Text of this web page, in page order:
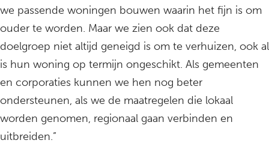
we passende woningen bouwen waarin het fijn is om
ouder te worden. Maar we zien ook dat deze
doelgroep niet altijd geneigd is om te verhuizen, ook al
is hun woning op termijn ongeschikt. Als gemeenten
en corporaties kunnen we hen nog beter
ondersteunen, als we de maatregelen die lokaal
worden genomen, regionaal gaan verbinden en
uitbreiden.”